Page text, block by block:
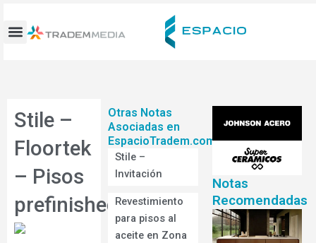
contenido
Stile –
Floortek
– Pisos
prefinished
Otras Notas
Asociadas en
EspacioTradem.com
Stile –
Invitación
Revestimiento
para pisos al
aceite en Zona
Notas
Recomendadas